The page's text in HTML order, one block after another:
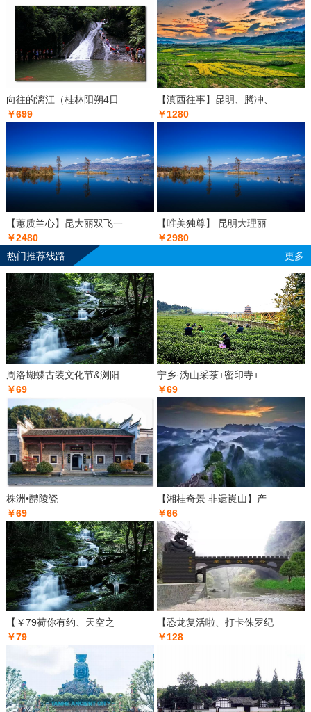
向往的漓江（桂林阳朔4日
￥699
【滇西往事】昆明、腾冲、
￥1280
【蕙质兰心】昆大丽双飞一
￥2480
【唯美独尊】 昆明大理丽
￥2980
热门推荐线路
更多
周洛蝴蝶古装文化节&浏阳
￥69
宁乡·沩山采茶+密印寺+
￥69
株洲•醴陵瓷
￥69
【湘桂奇景 非遗崀山】产
￥66
【￥79荷你有约、天空之
￥79
【恐龙复活啦、打卡侏罗纪
￥128